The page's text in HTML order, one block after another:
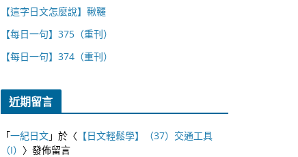
【這字日文怎麼說】鞦韆
【每日一句】375（重刊）
【每日一句】374（重刊）
近期留言
「一紀日文」於〈 【日文輕鬆學】（37）交通工具
（I） 〉發佈留言